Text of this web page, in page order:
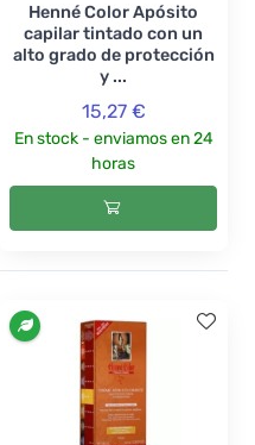
Henné Color Apósito
capilar tintado con un
alto grado de protección
y ...
15,27 €
En stock - enviamos en 24
horas